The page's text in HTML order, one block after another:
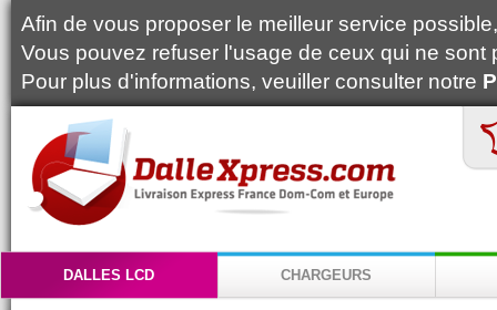
Afin de vous proposer le meilleur service
Vous pouvez refuser l'usage de ceux qui ne
Pour plus d'informations, veuiller consulter notre
DALLES LCD CHARGEURS